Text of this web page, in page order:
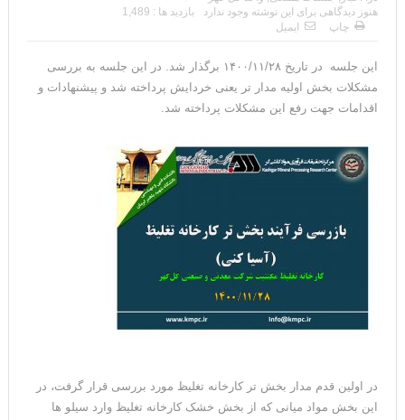
هنوز دیدگاهی برای این نوشته وجود ندارد
بازدید ها : 1,489
چاپ
ایمیل
این جلسه در تاریخ ۱۴۰۰/۱۱/۲۸ برگذار شد. در این جلسه به بررسی
مشکلات بخش اولیه مدار تر یعنی خردایش پرداخته شد و پیشنهادات و
اقدامات جهت رفع این مشکلات پرداخته شد.
در اولین قدم مدار بخش تر کارخانه تغلیظ مورد بررسی قرار گرفت، در
این بخش مواد میانی که از بخش خشک کارخانه تغلیظ وارد سیلو ها